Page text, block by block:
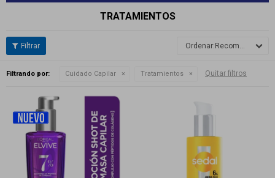
TRATAMIENTOS
Recomendados
Filtrando por: Cuidado Capilar Tratamientos Quitar filtros